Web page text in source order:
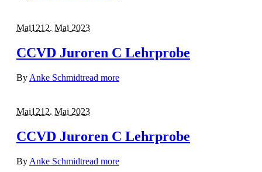
Mai1212. Mai 2023
CCVD Juroren C Lehrprobe
By Anke Schmidtread more
Mai1212. Mai 2023
CCVD Juroren C Lehrprobe
By Anke Schmidtread more